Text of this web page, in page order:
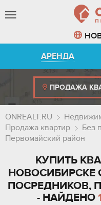
АРЕНДА
ПРОДАЖА
ONREALT.RU
Продажа квартир
Без
Первомайский район
КУПИТЬ
НОВОСИБИРСКЕ
ПОСРЕДНИКОВ,
- НАЙДЕНО